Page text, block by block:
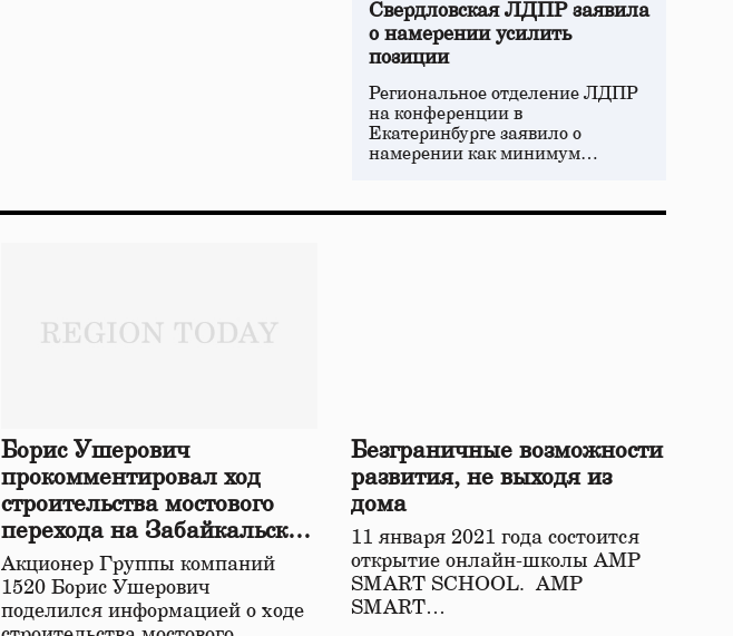
Свердловская ЛДПР заявила
о намерении усилить
позиции
Региональное отделение ЛДПР
на конференции в
Екатеринбурге заявило о
намерении как минимум…
Борис Ушерович
прокомментировал ход
строительства мостового
перехода на Забайкальской
железной дороге
Акционер Группы компаний
1520 Борис Ушерович
поделился информацией о ходе
Безграничные возможности
развития, не выходя из
дома
11 января 2021 года состоится
открытие онлайн-школы АМР
SMART SCHOOL. АМР
SMART…